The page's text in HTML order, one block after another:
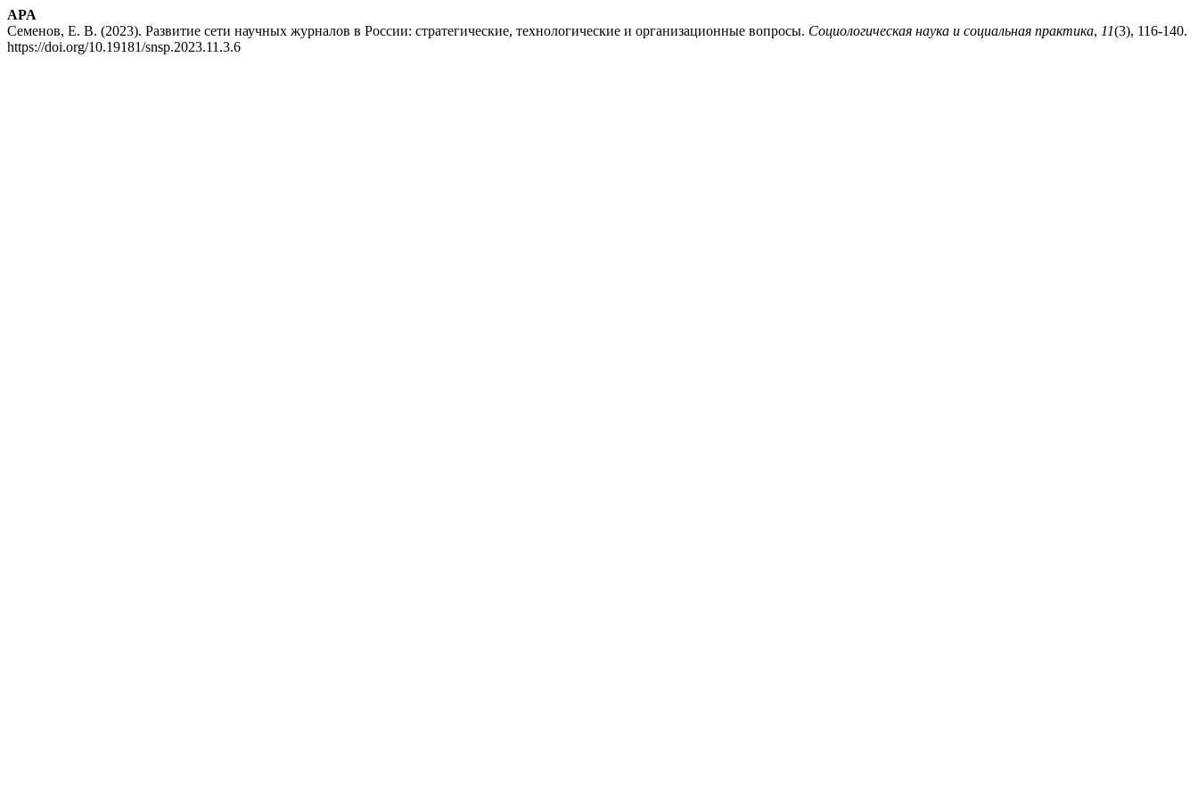
APA
Семенов, Е. В. (2023). Развитие сети научных журналов в России: стратегические, технологические и организационные вопросы. Социологическая наука и социальная практика, 11(3), 116-140.
https://doi.org/10.19181/snsp.2023.11.3.6